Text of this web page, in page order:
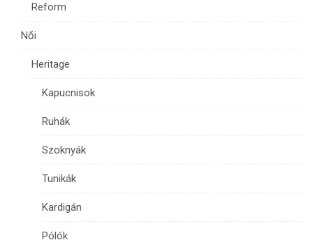
Reform
Női
Heritage
Kapucnisok
Ruhák
Szoknyák
Tunikák
Kardigán
Pólók